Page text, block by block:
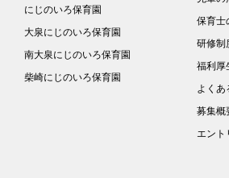
にじのいろ保育園
大泉にじのいろ保育園
南大泉にじのいろ保育園
柴崎にじのいろ保育園
保育士
研修制
福利厚
よくあ
募集概
エント